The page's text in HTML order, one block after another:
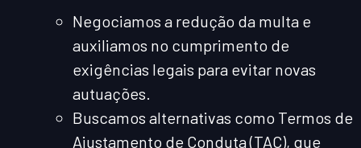
Negociamos a redução da multa e
auxiliamos no cumprimento de
exigências legais para evitar novas
autuações.
Buscamos alternativas como Termos de
Ajustamento de Conduta (TAC), que